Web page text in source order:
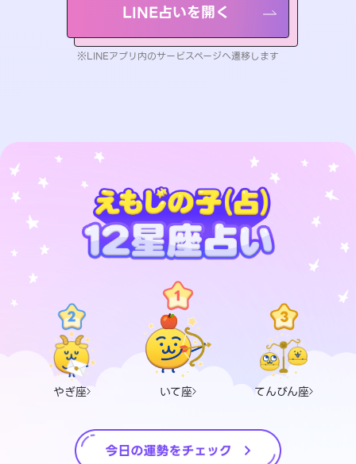
LINE占いを開く
※LINEアプリ内のサービスページへ遷移します
やぎ座 いて座 てんびん座